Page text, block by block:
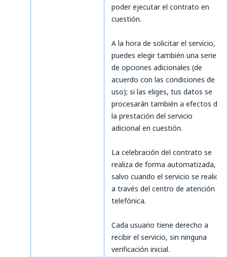
poder ejecutar el contrato en
cuestión.
A la hora de solicitar el servicio,
puedes elegir también una serie
de opciones adicionales (de
acuerdo con las condiciones de
uso); si las eliges, tus datos se
procesarán también a efectos de
la prestación del servicio
adicional en cuestión.
La celebración del contrato se
realiza de forma automatizada,
salvo cuando el servicio se realice
a través del centro de atención
telefónica.
Cada usuario tiene derecho a
recibir el servicio, sin ninguna
verificación inicial.